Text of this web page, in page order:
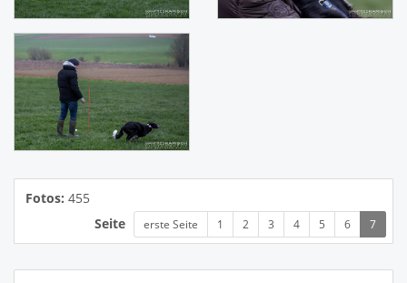
Fotos: 455
Seite
erste Seite 1 2 3 4 5 6 7